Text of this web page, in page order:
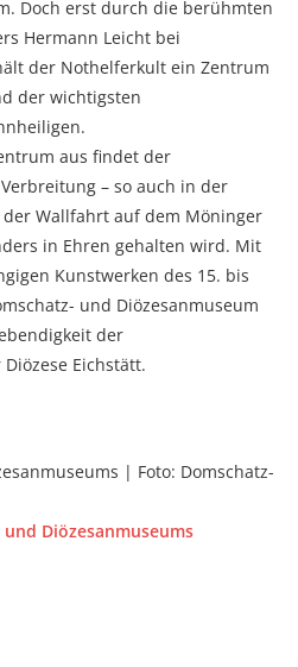
Doch erst durch die berühmten
Hermann Leicht bei
der Nothelferkult ein Zentrum
der wichtigsten
aus findet der
– so auch in der
der Wallfahrt auf dem Möninger
in Ehren gehalten wird. Mit
Kunstwerken des 15. bis
und Diözesanmuseum
der
Eichstätt.
| Foto: Domschatz-
Diözesanmuseums